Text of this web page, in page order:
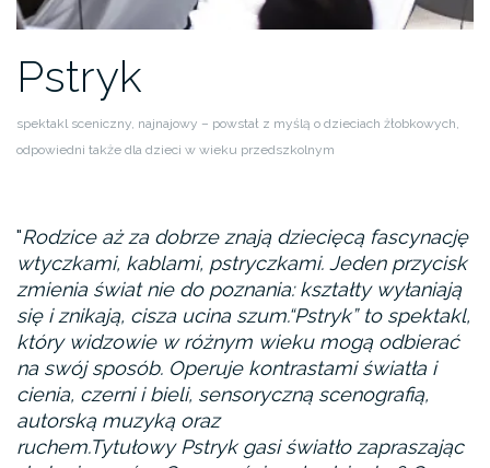
Pstryk
spektakl sceniczny, najnajowy – powstał z myślą o dzieciach żłobkowych,
odpowiedni także dla dzieci w wieku przedszkolnym
Rodzice aż za dobrze znają dziecięcą fascynację
wtyczkami, kablami, pstryczkami. Jeden przycisk
zmienia świat nie do poznania: kształty wyłaniają
się i znikają, cisza ucina szum.“Pstryk” to spektakl,
który widzowie w różnym wieku mogą odbierać
na swój sposób. Operuje kontrastami światła i
cienia, czerni i bieli, sensoryczną scenografią,
autorską muzyką oraz
ruchem.Tytułowy Pstryk gasi światło zapraszając